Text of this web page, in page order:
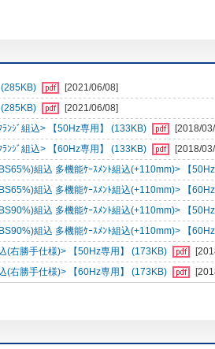
[2021/06/08]
[2021/06/08]
ﾝｼﾞ組込> 【50Hz専用】 (133KB)
[2018/
ﾝｼﾞ組込> 【60Hz専用】 (133KB)
[2018/
組込 多機能ｹｰｽﾒﾝﾄ組込(+110mm)> 【
組込 多機能ｹｰｽﾒﾝﾄ組込(+110mm)> 【
組込 多機能ｹｰｽﾒﾝﾄ組込(+110mm)> 【
組込 多機能ｹｰｽﾒﾝﾄ組込(+110mm)> 【
(右勝手仕様)> 【50Hz専用】 (173KB)
(右勝手仕様)> 【60Hz専用】 (173KB)